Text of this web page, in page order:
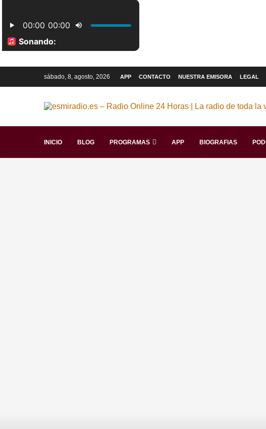
sábado, 8, agosto, 2026 APP CONTACTO NUESTRA EMISORA LEGAL
INICIO BLOG PROGRAMAS APP BIOGRAFIAS